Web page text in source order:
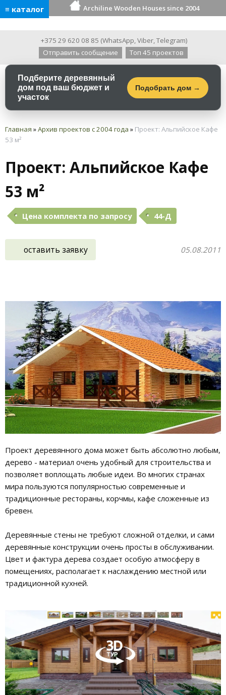
≡ каталог Archiline Wooden Houses since 2004
+375 29 620 08 85 (WhatsApp,Viber,Telegram)
Отправить сообщение
Топ 45 проектов
Подберите деревянный
дом под ваш бюджет и
участок
Подобрать дом →
Главная »Архив проектов с 2004 года » Проект: Альпийское Кафе
53 м²
Проект: Альпийское Кафе
53 м²
Цена комплекта по запросу 44-Д
оставить заявку 05.08.2011
Проект деревянного дома может быть абсолютно любым,
дерево - материал очень удобный для строительства и
позволяет воплощать любые идеи. Во многих странах
мира пользуются популярностью современные и
традиционные рестораны, корчмы, кафе сложенные из
бревен.
Деревянные стены не требуют сложной отделки, и сами
деревянные конструкции очень просты в обслуживании.
Цвет и фактура дерева создает особую атмосферу в
помещениях, располагает к наслаждению местной или
традиционной кухней.